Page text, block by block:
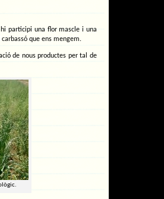
participi una flor mascle i una
que ens mengem.
de nous productes per tal de